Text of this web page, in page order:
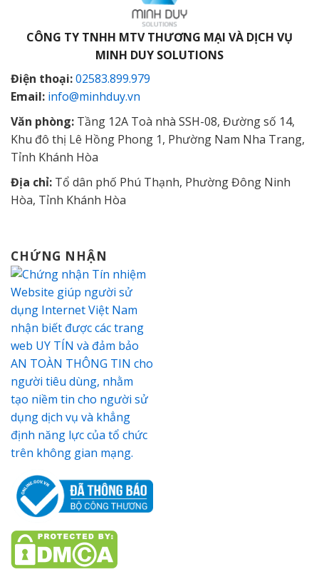
CÔNG TY TNHH MTV THƯƠNG MẠI VÀ DỊCH VỤ
MINH DUY SOLUTIONS
Điện thoại:02583.899.979
Email: info@minhduy.vn
Văn phòng: Tầng 12A Toà nhà SSH-08, Đường số 14,
Khu đô thị Lê Hồng Phong 1, Phường Nam Nha Trang,
Tỉnh Khánh Hòa
Địa chỉ: Tổ dân phố Phú Thạnh, Phường Đông Ninh
Hòa, Tỉnh Khánh Hòa
CHỨNG NHẬN